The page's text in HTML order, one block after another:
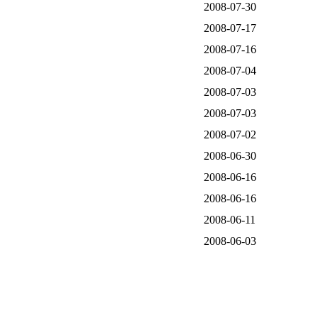
2008-07-30
2008-07-17
2008-07-16
2008-07-04
2008-07-03
2008-07-03
2008-07-02
2008-06-30
2008-06-16
2008-06-16
2008-06-11
2008-06-03